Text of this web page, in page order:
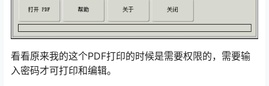
看看原来我的这个PDF打印的时候是需要权限的，需要输
入密码才可打印和编辑。